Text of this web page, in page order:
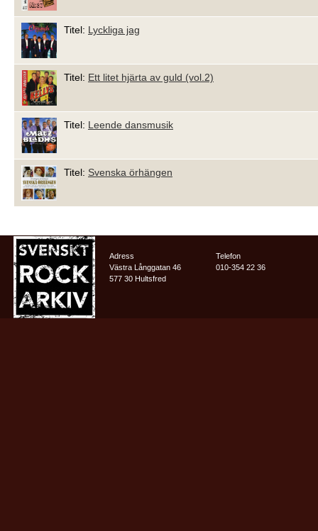
Titel: Lyckliga jag
Titel: Ett litet hjärta av guld (vol.2)
Titel: Leende dansmusik
Titel: Svenska örhängen
Adress
Västra Långgatan 46
577 30 Hultsfred
Telefon
010-354 22 36